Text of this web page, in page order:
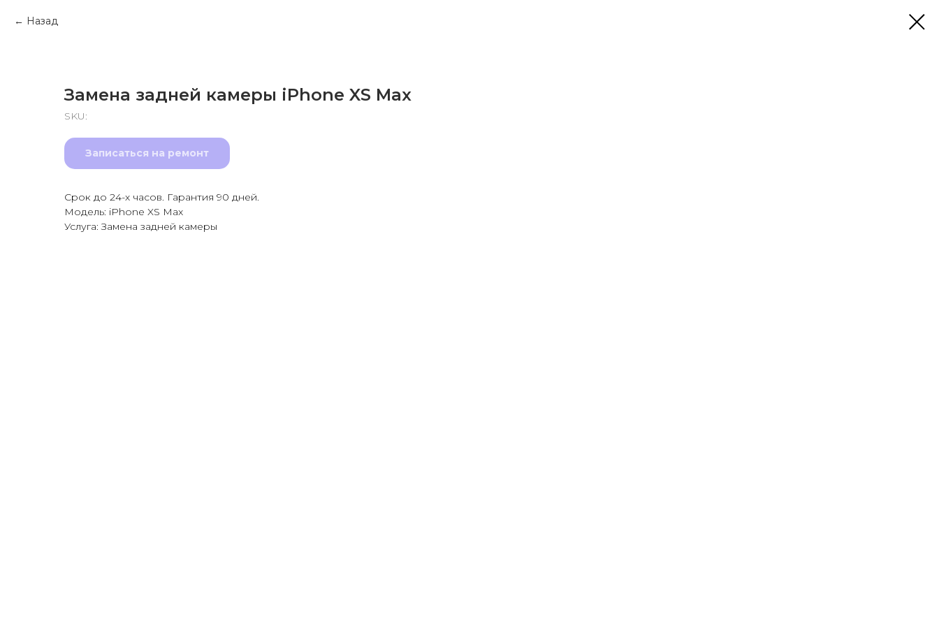
Назад
Замена задней камеры iPhone XS Max
SKU:
Записаться на ремонт
Срок до 24-х часов. Гарантия 90 дней.
Модель: iPhone XS Max
Услуга: Замена задней камеры